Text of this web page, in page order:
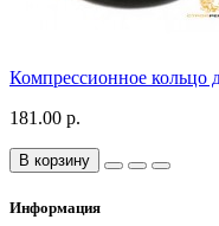
Компрессионное
181.00 р.
В корзину
Информация